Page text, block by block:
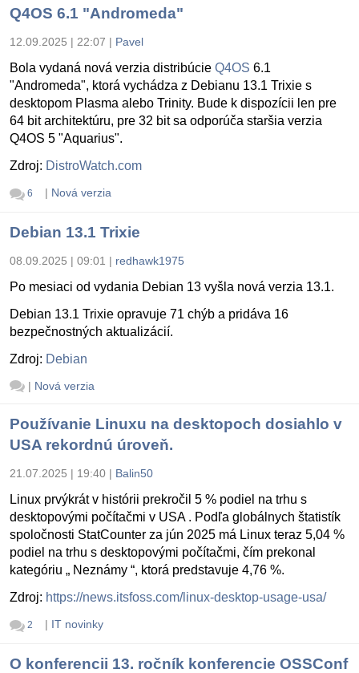
Q4OS 6.1 "Andromeda"
12.09.2025 | 22:07 | Pavel
Bola vydaná nová verzia distribúcie Q4OS 6.1
"Andromeda", ktorá vychádza z Debianu 13.1 Trixie s
desktopom Plasma alebo Trinity. Bude k dispozícii len pre
64 bit architektúru, pre 32 bit sa odporúča staršia verzia
Q4OS 5 "Aquarius".
Zdroj: DistroWatch.com
6 | Nová verzia
Debian 13.1 Trixie
08.09.2025 | 09:01 | redhawk1975
Po mesiaci od vydania Debian 13 vyšla nová verzia 13.1.
Debian 13.1 Trixie opravuje 71 chýb a pridáva 16
bezpečnostných aktualizácií.
Zdroj: Debian
| Nová verzia
Používanie Linuxu na desktopoch dosiahlo v
USA rekordnú úroveň.
21.07.2025 | 19:40 | Balin50
Linux prvýkrát v histórii prekročil 5 % podiel na trhu s
desktopovými počítačmi v USA . Podľa globálnych štatistík
spoločnosti StatCounter za jún 2025 má Linux teraz 5,04 %
podiel na trhu s desktopovými počítačmi, čím prekonal
kategóriu „ Neznámy “, ktorá predstavuje 4,76 %.
Zdroj: https://news.itsfoss.com/linux-desktop-usage-usa/
2 | IT novinky
O konferencii 13. ročník konferencie OSSConf